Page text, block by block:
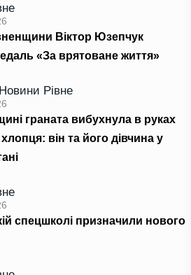
Віктор Юзепчук
«За врятоване життя»
Новини Рівне
граната вибухнула в руках
він та його дівчина у
спецшколі призначили нового